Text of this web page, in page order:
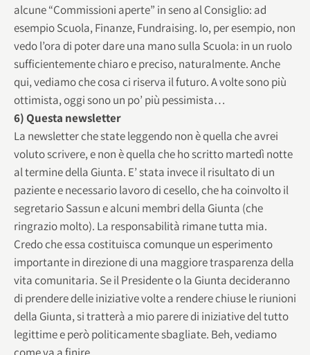
alcune “Commissioni aperte” in seno al Consiglio: ad
esempio Scuola, Finanze, Fundraising. Io, per esempio, non
vedo l’ora di poter dare una mano sulla Scuola: in un ruolo
sufficientemente chiaro e preciso, naturalmente. Anche
qui, vediamo che cosa ci riserva il futuro. A volte sono più
ottimista, oggi sono un po’ più pessimista…
6) Questa newsletter
La newsletter che state leggendo non è quella che avrei
voluto scrivere, e non è quella che ho scritto martedì notte
al termine della Giunta. E’ stata invece il risultato di un
paziente e necessario lavoro di cesello, che ha coinvolto il
segretario Sassun e alcuni membri della Giunta (che
ringrazio molto). La responsabilità rimane tutta mia.
Credo che essa costituisca comunque un esperimento
importante in direzione di una maggiore trasparenza della
vita comunitaria. Se il Presidente o la Giunta decideranno
di prendere delle iniziative volte a rendere chiuse le riunioni
della Giunta, si tratterà a mio parere di iniziative del tutto
legittime e però politicamente sbagliate. Beh, vediamo
come va a finire…